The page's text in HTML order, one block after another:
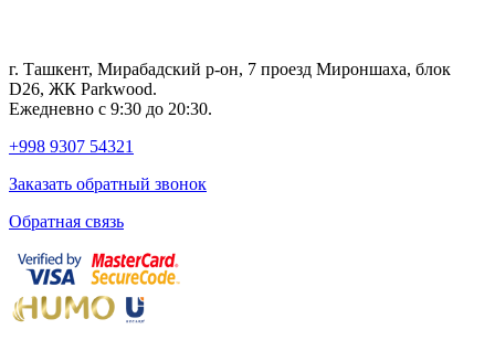
г. Ташкент, Мирабадский р-он, 7 проезд Мироншаха, блок
D26, ЖК Раrkwood.
Ежедневно с 9:30 до 20:30.
+998 9307 54321
Заказать обратный звонок
Обратная связь